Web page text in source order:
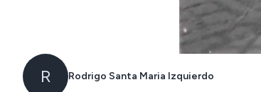
R Rodrigo Santa Maria Izquierdo